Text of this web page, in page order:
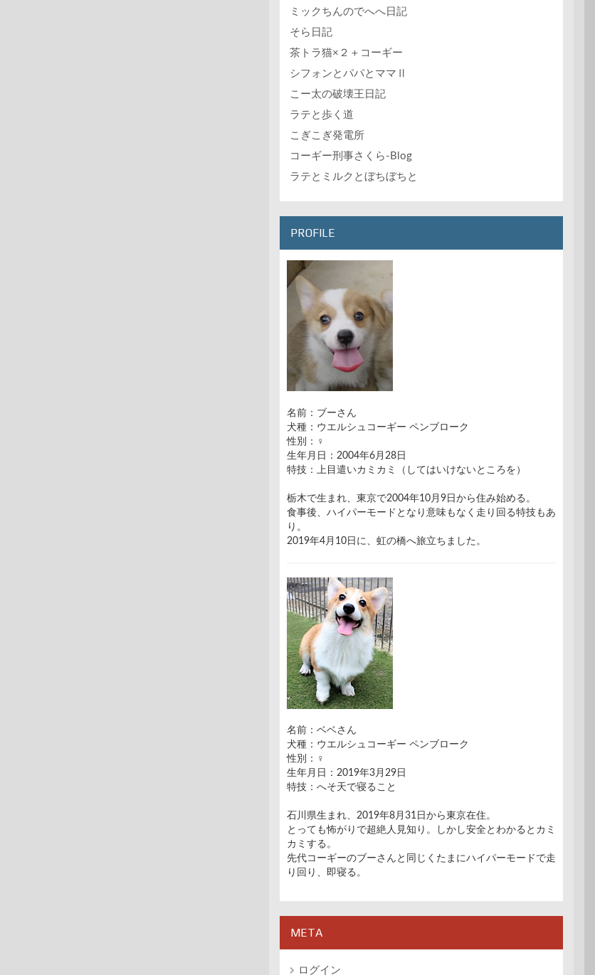
ミックちんのでへへ日記
そら日記
茶トラ猫×２＋コーギー
シフォンとパパとママⅡ
こー太の破壊王日記
ラテと歩く道
こぎこぎ発電所
コーギー刑事さくら-Blog
ラテとミルクとぼちぼちと
PROFILE
名前：ブーさん
犬種：ウエルシュコーギー ペンブローク
性別：♀
生年月日：2004年6月28日
特技：上目遣いカミカミ（してはいけないところを）
栃木で生まれ、東京で2004年10月9日から住み始める。
食事後、ハイパーモードとなり意味もなく走り回る特技もあ
り。
2019年4月10日に、虹の橋へ旅立ちました。
名前：ベベさん
犬種：ウエルシュコーギー ペンブローク
性別：♀
生年月日：2019年3月29日
特技：へそ天で寝ること
石川県生まれ、2019年8月31日から東京在住。
とっても怖がりで超絶人見知り。しかし安全とわかるとカミ
カミする。
先代コーギーのブーさんと同じくたまにハイパーモードで走
り回り、即寝る。
META
ログイン